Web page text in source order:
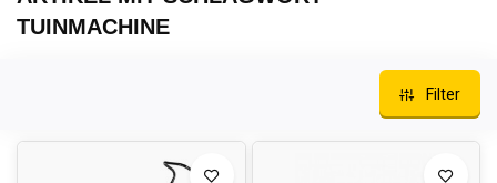
TUINMACHINE
Filter